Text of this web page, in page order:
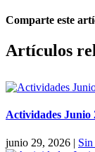
Comparte este
Facebook
X
Reddit
LinkedIn
Pinterest
Vk
Artículos
Actividades Junio
junio 29, 2026 |